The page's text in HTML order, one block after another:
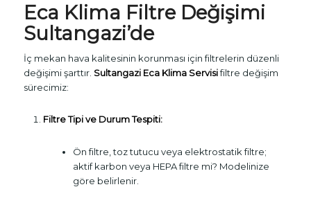
Eca Klima Filtre Değişimi
Sultangazi’de
İç mekan hava kalitesinin korunması için filtrelerin düzenli
değişimi şarttır. Sultangazi Eca Klima Servisifiltre değişim
sürecimiz:
Filtre Tipi ve Durum Tespiti:
Ön filtre, toz tutucu veya elektrostatik filtre;
aktif karbon veya HEPA filtre mi? Modelinize
göre belirlenir.